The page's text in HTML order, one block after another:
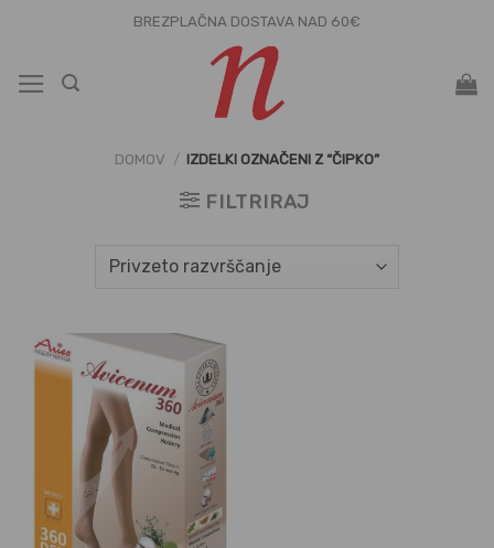
vsebino
BREZPLAČNA DOSTAVA NAD 60€
DOMOV / IZDELKI OZNAČENI Z “ČIPKO”
FILTRIRAJ